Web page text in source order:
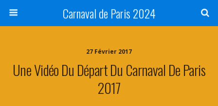
Carnaval de Paris 2024
27 Février 2017
Une Vidéo Du Départ Du Carnaval De Paris
2017